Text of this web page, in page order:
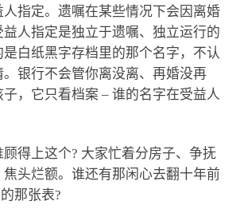
指定。遗嘱在某些情况下会因离婚
人指定是独立于遗嘱、独立运行的
白纸黑字存档里的那个名字，不认
银行不会管你离没离、再婚没再
，它只看档案 – 谁的名字在受益人
得上这个? 大家忙着分房子、争抚
头烂额。谁还有那闲心去翻十年前
那张表?